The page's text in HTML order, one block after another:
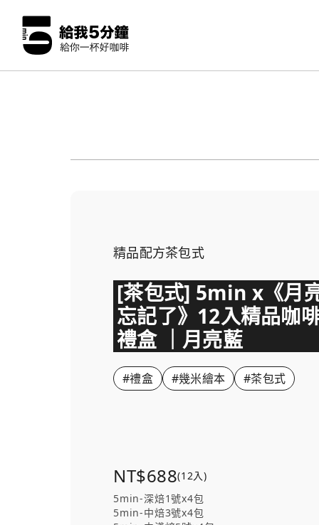
精品配方茶包式
[茶包式] 5min x《月
忘記了》12入精品咖
禮盒 ｜月亮藍
#禮盒 #幾米繪本 #茶包式
NT$688(12入)
5min-深焙1號x4包
5min-中焙3號x4包